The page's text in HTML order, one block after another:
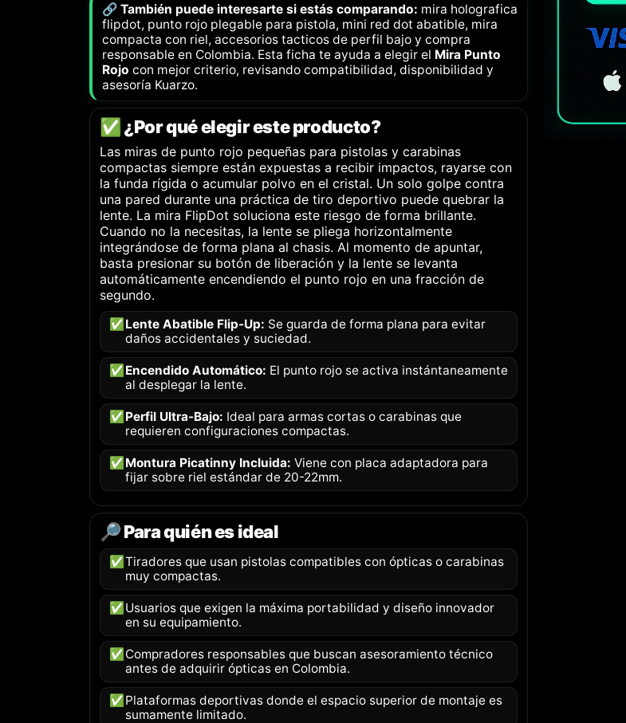
🔗 También puede interesarte si estás comparando: mira holografica
flipdot, punto rojo plegable para pistola, mini red dot abatible, mira
compacta con riel, accesorios tacticos de perfil bajo y compra
responsable en Colombia. Esta ficha te ayuda a elegir el Mira Punto
Rojo con mejor criterio, revisando compatibilidad, disponibilidad y
asesoría Kuarzo.
✅ ¿Por qué elegir este producto?
Las miras de punto rojo pequeñas para pistolas y carabinas
compactas siempre están expuestas a recibir impactos, rayarse con
la funda rígida o acumular polvo en el cristal. Un solo golpe contra
una pared durante una práctica de tiro deportivo puede quebrar la
lente. La mira FlipDot soluciona este riesgo de forma brillante.
Cuando no la necesitas, la lente se pliega horizontalmente
integrándose de forma plana al chasis. Al momento de apuntar,
basta presionar su botón de liberación y la lente se levanta
automáticamente encendiendo el punto rojo en una fracción de
segundo.
✅ Lente Abatible Flip-Up: Se guarda de forma plana para evitar
daños accidentales y suciedad.
✅ Encendido Automático: El punto rojo se activa instántaneamente
al desplegar la lente.
✅ Perfil Ultra-Bajo: Ideal para armas cortas o carabinas que
requieren configuraciones compactas.
✅ Montura Picatinny Incluida: Viene con placa adaptadora para
fijar sobre riel estándar de 20-22mm.
🔎 Para quién es ideal
✅Tiradores que usan pistolas compatibles con ópticas o carabinas
muy compactas.
✅ Usuarios que exigen la máxima portabilidad y diseño innovador
en su equipamiento.
✅ Compradores responsables que buscan asesoramiento técnico
antes de adquirir ópticas en Colombia.
✅ Plataformas deportivas donde el espacio superior de montaje es
sumamente limitado.